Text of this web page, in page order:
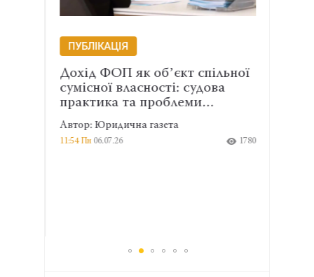
ПУБЛІКАЦІЯ
Дохід ФОП як обʼєкт спільної
сумісної власності: судова
практика та проблеми…
Автор: Юридична газета
11:54 Пн06.07.26 1780